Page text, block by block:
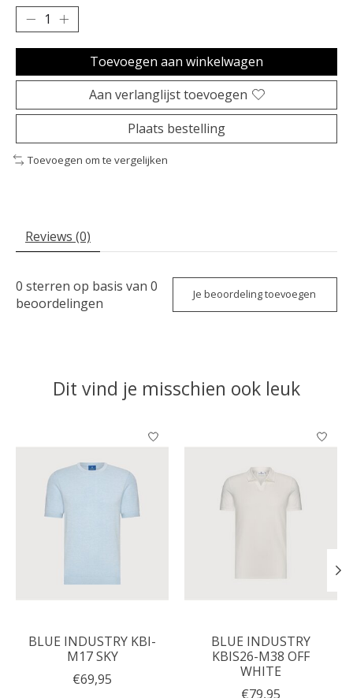
Toevoegen aan winkelwagen
Aan verlanglijst toevoegen
Plaats bestelling
Toevoegen om te vergelijken
Reviews (0)
0 sterren op basis van 0
beoordelingen
Je beoordeling toevoegen
Dit vind je misschien ook leuk
Items van productcarrousel
BLUE INDUSTRY KBI-
M17 SKY
€69,95
BLUE INDUSTRY
KBIS26-M38 OFF
WHITE
€79,95